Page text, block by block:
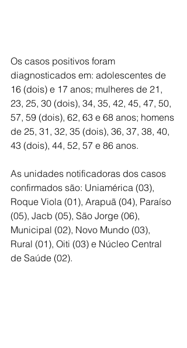
Os casos positivos foram
diagnosticados em: adolescentes de
16 (dois) e 17 anos; mulheres de 21,
23, 25, 30 (dois), 34, 35, 42, 45, 47, 50,
57, 59 (dois), 62, 63 e 68 anos; homens
de 25, 31, 32, 35 (dois), 36, 37, 38, 40,
43 (dois), 44, 52, 57 e 86 anos.
As unidades notificadoras dos casos
confirmados são: Uniamérica (03),
Roque Viola (01), Arapuã (04), Paraíso
(05), Jacb (05), São Jorge (06),
Municipal (02), Novo Mundo (03),
Rural (01), Oiti (03) e Núcleo Central
de Saúde (02).